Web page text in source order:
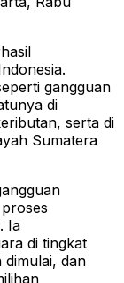
gangguan
di
serta di
Sumatera
Ia
di tingkat
dimulai, dan